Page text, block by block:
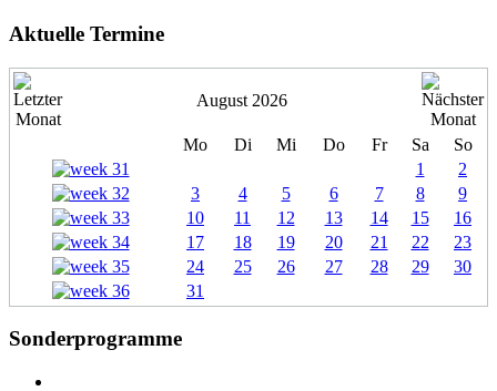
Aktuelle Termine
August 2026
Mo Di Mi Do Fr Sa
So
1
2
3
4 5 6 7 8
9
10
11 12 13 14 15
16
17
18 19 20 21 22
23
24
25 26 27 28 29
30
31
Sonderprogramme